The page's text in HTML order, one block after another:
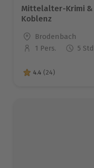
Mittelalter-Krimi &
Koblenz
Standort
Brodenbach
Anzahl der Teilnehmer
1 Pers. 5 Std
4.4 von 5 Sternen
4.4 (24)